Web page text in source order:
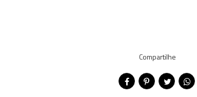
Compartilhe